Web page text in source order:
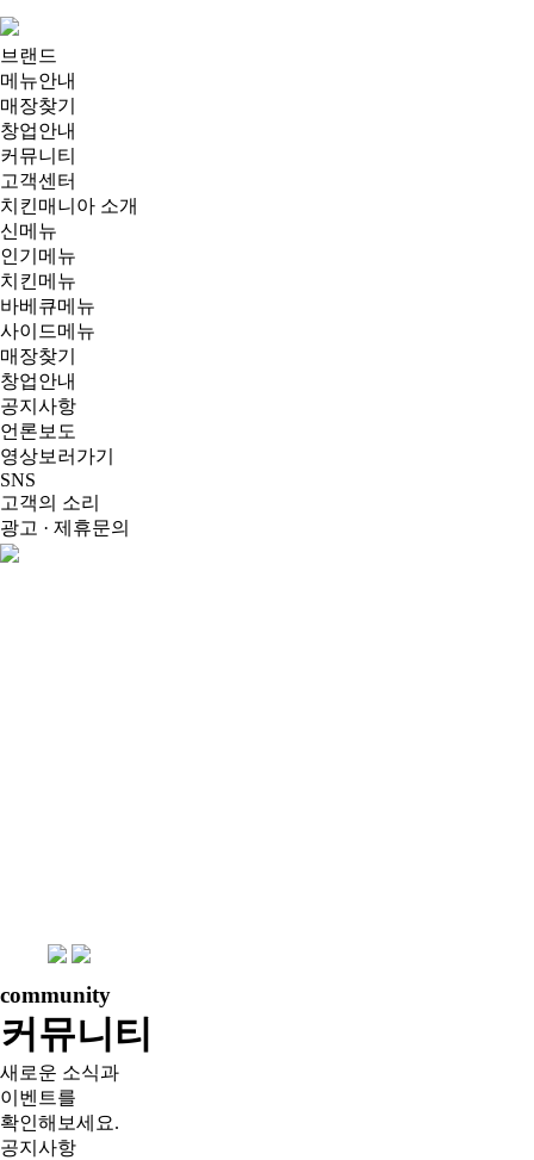
브랜드
메뉴안내
매장찾기
창업안내
커뮤니티
고객센터
치킨매니아 소개
신메뉴
인기메뉴
치킨메뉴
바베큐메뉴
사이드메뉴
매장찾기
창업안내
공지사항
언론보도
영상보러가기
SNS
고객의 소리
광고 · 제휴문의
community
커뮤니티
새로운 소식과
이벤트를
확인해보세요.
공지사항